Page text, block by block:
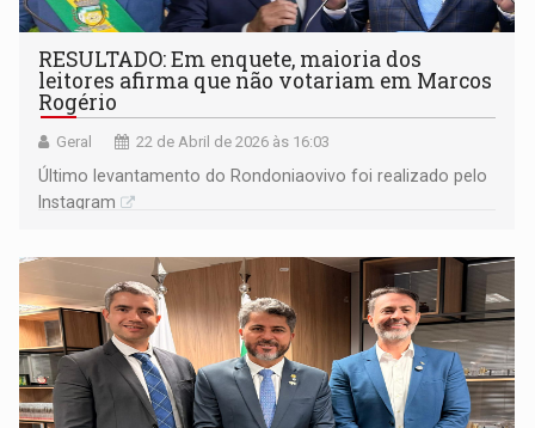
RESULTADO: Em enquete, maioria dos
leitores afirma que não votariam em Marcos
Rogério
Geral 22 de Abril de 2026 às 16:03
Último levantamento do Rondoniaovivo foi realizado pelo
Instagram